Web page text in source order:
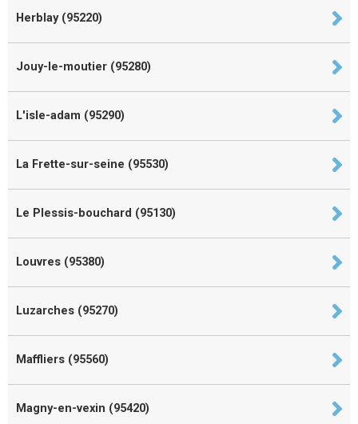
Herblay (95220)
Jouy-le-moutier (95280)
L'isle-adam (95290)
La Frette-sur-seine (95530)
Le Plessis-bouchard (95130)
Louvres (95380)
Luzarches (95270)
Maffliers (95560)
Magny-en-vexin (95420)